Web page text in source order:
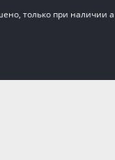
только при наличии